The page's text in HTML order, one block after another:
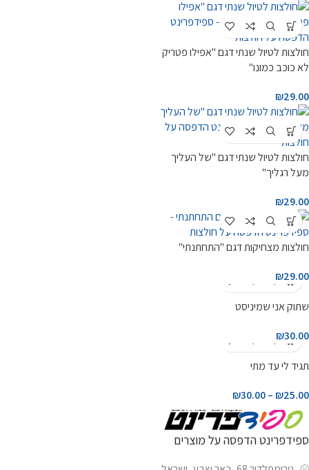
חולצות לטיול שנתי דגם "אפילו פטריק
לא כוכב כמונו"
₪29.00
חולצות לטיול שנתי דגם "של העליך
מעל רגליך"
₪29.00
חולצות מצחיקות דגם "התחתנתי"
₪29.00
שתוק אני שמיניסט
₪30.00
תגיד לי עד מתי
₪25.00
–
₪30.00
ספידפרינט הדפסה על מוצרים